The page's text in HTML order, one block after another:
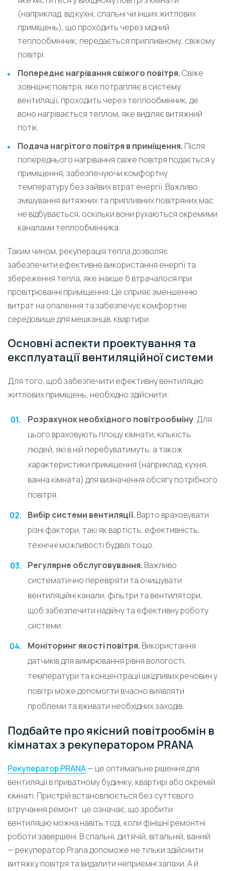
(наприклад, від кухні, спальні чи інших житлових
приміщень), що проходить через мідний
теплообмінник, передається припливному, свіжому
повітрі.
Попереднє нагрівання свіжого повітря.Свіже
зовнішнє повітря, яке потрапляє в систему
вентиляції, проходить через теплообмінник, де
воно нагрівається теплом, яке виділяє витяжний
потік.
Подача нагрітого повітря в приміщення. Після
попереднього нагрівання свіже повітря подається у
приміщення, забезпечуючи комфортну
температуру без зайвих втрат енергії. Важливо:
змішування витяжних та припливних повітряних мас
не відбувається, оскільки вони рухаються окремими
каналами теплообмінника.
Таким чином, рекуперація тепла дозволяє
забезпечити ефективне використання енергії та
збереження тепла, яке інакше б втрачалося при
провітрюванні приміщення. Це сприяє зменшенню
витрат на опалення та забезпечує комфортне
середовище для мешканців. квартири.
Основні аспекти проектування та
експлуатації вентиляційної системи
Для того, щоб забезпечити ефективну вентиляцію
житлових приміщень, необхідно здійснити:
Розрахунок необхідного повітрообміну. Для
цього враховують площу кімнати, кількість
людей, які в ній перебуватимуть, а також
характеристики приміщення (наприклад, кухня,
ванна кімната) для визначення обсягу потрібного
повітря.
Вибір системи вентиляції. Варто враховувати
різні фактори, такі як вартість, ефективність,
технічні можливості будівлі тощо.
Регулярне обслуговування. Важливо
систематично перевіряти та очищувати
вентиляційні канали, фільтри та вентилятори,
щоб забезпечити надійну та ефективну роботу
системи.
Моніторинг якості повітря. Використання
датчиків для вимірювання рівня вологості,
температури та концентрації шкідливих речовин у
повітрі може допомогти вчасно виявляти
проблеми та вживати необхідних заходів.
Подбайте про якісний повітрообмін в
кімнатах з рекуператором PRANA
Рекуператор PRANA— це оптимальне рішення для
вентиляції в приватному будинку, квартирі або окремій
кімнаті. Пристрій встановлюється без суттєвого
втручання ремонт: це означає, що зробити
вентиляцію можна навіть тоді, коли фінішні ремонтні
роботи завершені. В спальні, дитячій, вітальній, ванній
— рекуператор Prana допоможе не тільки здійснити
витяжку повітря та видалити неприємні запахи. А й